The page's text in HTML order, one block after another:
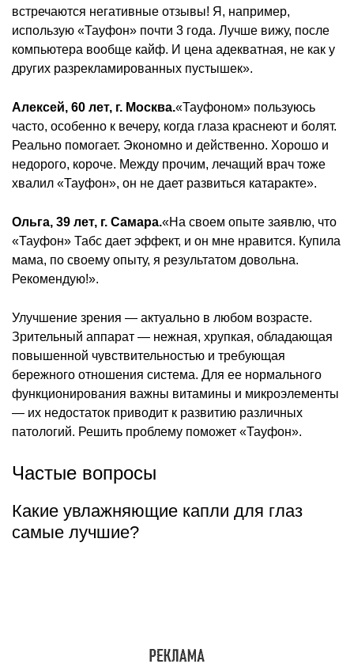
встречаются негативные отзывы! Я, например,
использую «Тауфон» почти 3 года. Лучше вижу, после
компьютера вообще кайф. И цена адекватная, не как у
других разрекламированных пустышек».
Алексей, 60 лет, г. Москва.«Тауфоном» пользуюсь
часто, особенно к вечеру, когда глаза краснеют и болят.
Реально помогает. Экономно и действенно. Хорошо и
недорого, короче. Между прочим, лечащий врач тоже
хвалил «Тауфон», он не дает развиться катаракте».
Ольга, 39 лет, г. Самара.«На своем опыте заявлю, что
«Тауфон» Табс дает эффект, и он мне нравится. Купила
мама, по своему опыту, я результатом довольна.
Рекомендую!».
Улучшение зрения — актуально в любом возрасте.
Зрительный аппарат — нежная, хрупкая, обладающая
повышенной чувствительностью и требующая
бережного отношения система. Для ее нормального
функционирования важны витамины и микроэлементы
— их недостаток приводит к развитию различных
патологий. Решить проблему поможет «Тауфон».
Частые вопросы
Какие увлажняющие капли для глаз
самые лучшие?